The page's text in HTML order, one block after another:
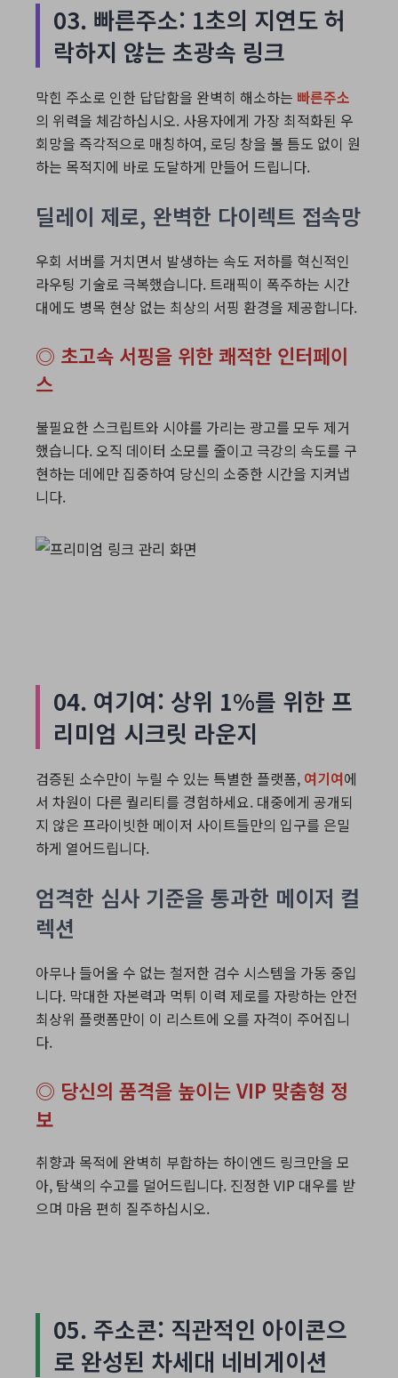
03. 빠른주소: 1초의 지연도 허
락하지 않는 초광속 링크
막힌 주소로 인한 답답함을 완벽히 해소하는 빠른주소
의 위력을 체감하십시오. 사용자에게 가장 최적화된 우
회망을 즉각적으로 매칭하여, 로딩 창을 볼 틈도 없이 원
하는 목적지에 바로 도달하게 만들어 드립니다.
딜레이 제로, 완벽한 다이렉트 접속망
우회 서버를 거치면서 발생하는 속도 저하를 혁신적인
라우팅 기술로 극복했습니다. 트래픽이 폭주하는 시간
대에도 병목 현상 없는 최상의 서핑 환경을 제공합니다.
◎ 초고속 서핑을 위한 쾌적한 인터페이
스
불필요한 스크립트와 시야를 가리는 광고를 모두 제거
했습니다. 오직 데이터 소모를 줄이고 극강의 속도를 구
현하는 데에만 집중하여 당신의 소중한 시간을 지켜냅
니다.
04. 여기여: 상위 1%를 위한 프
리미엄 시크릿 라운지
검증된 소수만이 누릴 수 있는 특별한 플랫폼, 여기여에
서 차원이 다른 퀄리티를 경험하세요. 대중에게 공개되
지 않은 프라이빗한 메이저 사이트들만의 입구를 은밀
하게 열어드립니다.
엄격한 심사 기준을 통과한 메이저 컬
렉션
아무나 들어올 수 없는 철저한 검수 시스템을 가동 중입
니다. 막대한 자본력과 먹튀 이력 제로를 자랑하는 안전
최상위 플랫폼만이 이 리스트에 오를 자격이 주어집니
다.
◎ 당신의 품격을 높이는 VIP 맞춤형 정
보
취향과 목적에 완벽히 부합하는 하이엔드 링크만을 모
아, 탐색의 수고를 덜어드립니다. 진정한 VIP 대우를 받
으며 마음 편히 질주하십시오.
05. 주소콘: 직관적인 아이콘으
로 완성된 차세대 네비게이션